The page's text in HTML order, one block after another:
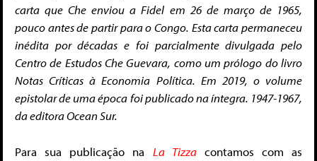
carta que Che enviou a Fidel em 26 de março de 1965,
pouco antes de partir para o Congo. Esta carta permaneceu
inédita por décadas e foi parcialmente divulgada pelo
Centro de Estudos Che Guevara, como um prólogo do livro
Notas Críticas à Economia Política. Em 2019, o volume
epistolar de uma época foi publicado na íntegra. 1947-1967,
da editora Ocean Sur.
Para sua publicação na La Tizzacontamos com as